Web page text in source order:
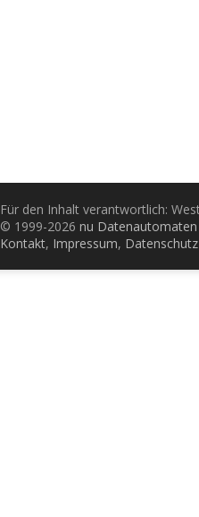
Für den Inhalt verantwortlich:
© 1999-2026 nu
Kontakt, Impressum, Datenschutz